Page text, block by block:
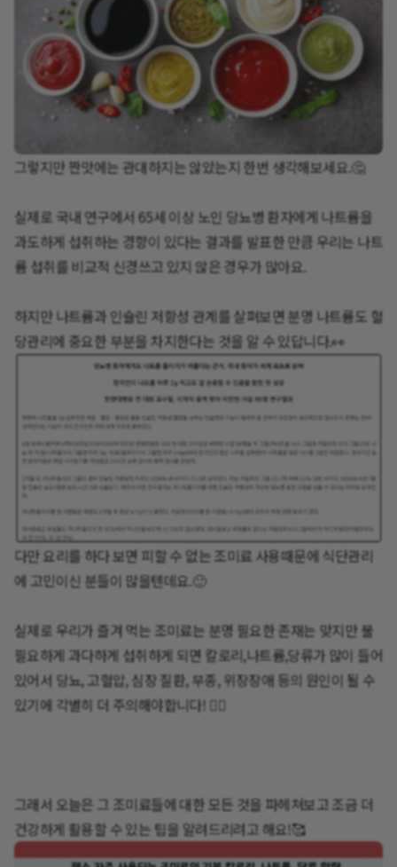
그렇지만 짠맛에는 관대하지는 않았는지 한번 생각해보세요.🤔
실제로 국내 연구에서 65세 이상 노인 당뇨병 환자에게 나트륨을
과도하게 섭취하는 경향이 있다는 결과를 발표한 만큼 우리는 나트
륨 섭취를 비교적 신경쓰고 있지 않은 경우가 많아요.
하지만 나트륨과 인슐린 저항성 관계를 살펴보면 분명 나트륨도 혈
당관리에 중요한 부분을 차지한다는 것을 알 수 있답니다.👀
다만 요리를 하다 보면 피할 수 없는 조미료 사용때문에 식단관리
에 고민이신 분들이 많을텐데요.🙂
실제로 우리가 즐겨 먹는 조미료는 분명 필요한 존재는 맞지만 불
필요하게 과다하게 섭취하게 되면 칼로리,나트륨,당류가 많이 들어
있어서 당뇨, 고혈압, 심장 질환, 부종, 위장장애 등의 원인이 될 수
있기에 각별히 더 주의해야합니다! 🙅‍♀️
그래서 오늘은 그 조미료들에 대한 모든 것을 파헤쳐보고 조금 더
건강하게 활용할 수 있는 팁을 알려드리려고 해요!🥰